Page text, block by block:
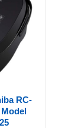
RC-
Model